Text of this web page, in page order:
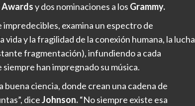
y dos nominaciones a los Grammy.
examina un espectro de
y la fragilidad de la conexión humana, la lucha
fragmentación), infundiendo a cada
han impregnado su música.
buena ciencia, donde crean una cadena de
diceJohnson.“No siempre existe esa